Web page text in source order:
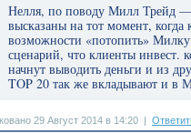
Нелля, по поводу Милл Трейд
высказаны на тот момент,
возможности «потопить»
сценарий, что клиенты инвест.
начнут выводить деньги и из
TOP 20 так же вкладывают и в
29 Август 2014 в 14:20 |